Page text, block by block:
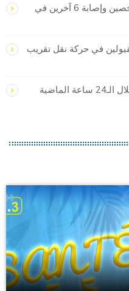
بين منزل المهيري وزعفرانة: وفاة شخصين وإصابة 6 آخرين في
91.40% من المقبولين في حركة نقل تقريب